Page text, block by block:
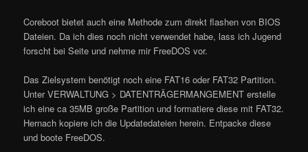
Coreboot bietet auch eine Methode zum direkt flashen von BIOS
Dateien. Da ich dies noch nicht verwendet habe, lass ich Jugend
forscht bei Seite und nehme mir FreeDOS vor.
Das Zielsystem benötigt noch eine FAT16 oder FAT32 Partition.
Unter VERWALTUNG > DATENTRÄGERMANGEMENT erstelle
ich eine ca 35MB große Partition und formatiere diese mit FAT32.
Hernach kopiere ich die Updatedateien herein. Entpacke diese
und boote FreeDOS.